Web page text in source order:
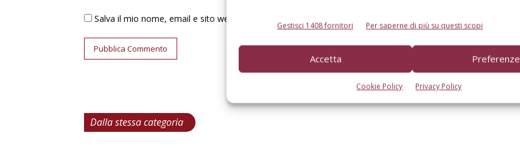
Gestisci 1408 fornitori Per saperne di più su questi scopi
Accetta Preferenze
Cookie Policy Privacy Policy
Salva il mio nome, email e sito web in questo browser per la prossima volta che commento.
Dalla stessa categoria